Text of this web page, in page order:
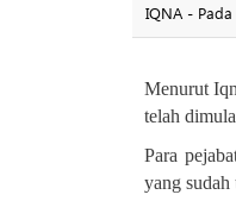
IQNA -
Menurut
telah
Para
yang sudah